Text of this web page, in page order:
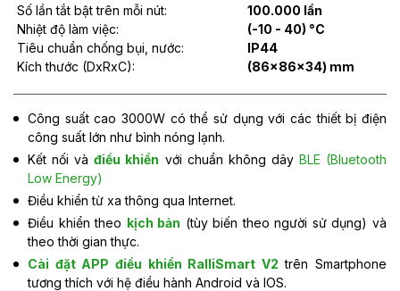
Số lần tắt bật trên mỗi nút:
100.000 lần
Nhiệt độ làm việc:
(-10 - 40) °C
Tiêu chuẩn chống bụi, nước:
IP44
Kích thước (DxRxC):
(86x86x34) mm
Công suất cao 3000W có thể sử dụng với các thiết bị điện
công suất lớn như bình nóng lạnh.
Kết nối vàđiều khiển với chuẩn không dây BLE (Bluetooth
Low Energy)
Điều khiển từ xa thông qua Internet.
Điều khiển theo kịch bản (tùy biến theo người sử dụng) và
theo thời gian thực.
Cài đặt APP điều khiển RalliSmart V2 trên Smartphone
tương thích với hệ điều hành Android và IOS.